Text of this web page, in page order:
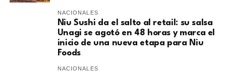
NACIONALES
Niu Sushi da el salto al retail: su salsa
Unagi se agotó en 48 horas y marca el
inicio de una nueva etapa para Niu
Foods
NACIONALES